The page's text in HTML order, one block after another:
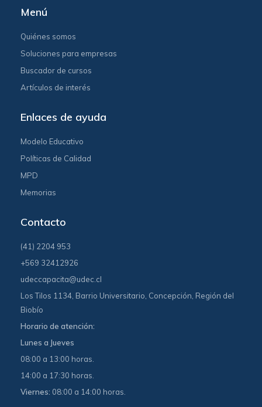
Menú
Quiénes somos
Soluciones para empresas
Buscador de cursos
Artículos de interés
Enlaces de ayuda
Modelo Educativo
Políticas de Calidad
MPD
Memorias
Contacto
(41) 2204 953
+569 32412926
udeccapacita@udec.cl
Los Tilos 1134, Barrio Universitario, Concepción, Región del
Biobío
Horario de atención:
Lunes a Jueves
08:00 a 13:00 horas.
14:00 a 17:30 horas.
Viernes: 08:00 a 14:00 horas.